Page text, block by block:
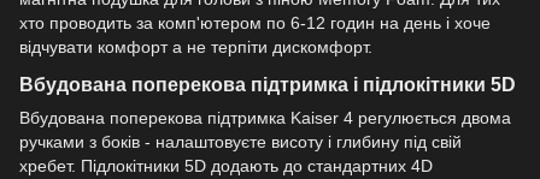
хто проводить за комп'ютером по 6-12 годин на день і хоче
відчувати комфорт а не терпіти дискомфорт.
Вбудована поперекова підтримка і підлокітники 5D
Вбудована поперекова підтримка Kaiser 4 регулюється двома
ручками з боків - налаштовуєте висоту і глибину під свій
хребет. Підлокітники 5D додають до стандартних 4D